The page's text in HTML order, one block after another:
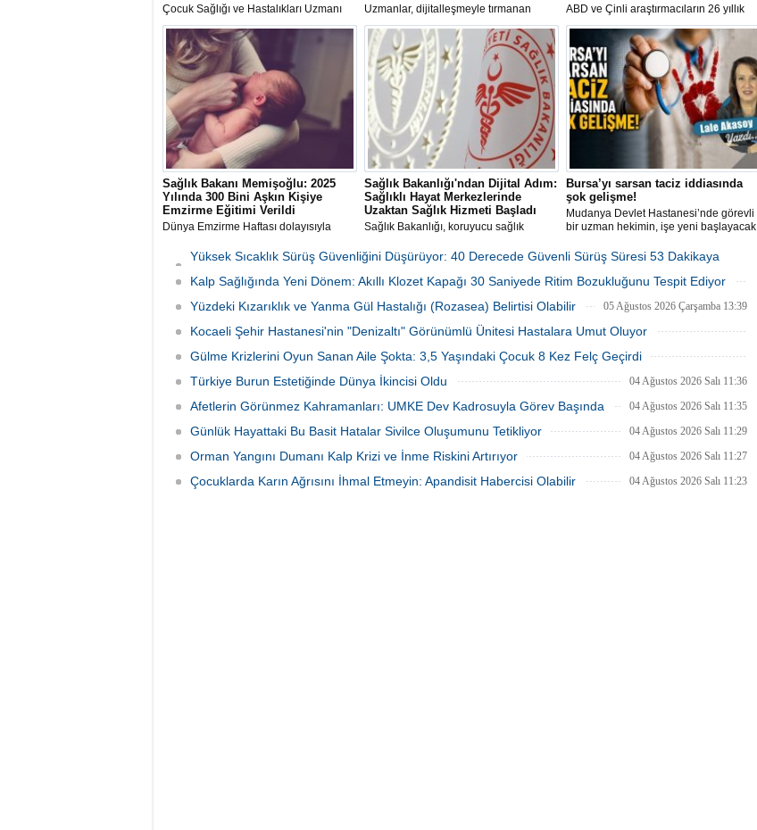
Çocuk Sağlığı ve Hastalıkları Uzmanı
Prof. Dr. Vefik Arıca, "yaz kaybı" (summer
slide) tehlikesine dikkat çekerek, yazın
zihinsel aktivitelerden uzak kalan
çocukların okulda öğrendiklerinin büyük
kısmını unuttuğunu söyledi.
Uzmanlar, dijitalleşmeyle tırmanan
kumar bağımlılığının basit bir alışkanlık
değil tıbbi bir kriz olduğuna dikkat
çekerek; hastalığın beyin aktivasyonunu
yüzde 30 düşürdüğünü ve aile yapısını
derinden sarstığını açıkladı.
ABD ve Çinli araştırmacıların 26 yıllık
takibe dayanan yeni çalışması, orta
yaşlarda kan basıncını korumanın,
sigara içmemenin ve diyabetten
korunmanın demansı geciktirerek
zihinsel sağlığı 13 yıl uzattığını ortaya
koydu.
Sağlık Bakanı Memişoğlu: 2025
Yılında 300 Bini Aşkın Kişiye
Emzirme Eğitimi Verildi
Dünya Emzirme Haftası dolayısıyla
Memişoğlu, anne sütünün önemine
vurgu yaparak koruyucu sağlık
hizmetleri kapsamında 300 binin
sağlandığını açıkladı.
Sağlık Bakanlığı'ndan Dijital Adım:
Sağlıklı Hayat Merkezlerinde
Uzaktan Sağlık Hizmeti Başladı
Sağlık Bakanlığı, koruyucu sağlık
Uzaktan Hasta Değerlendirme
Sistemi’ni (UHDS) 81 ildeki Sağlıklı
Hayat Merkezlerinde kullanıma sundu.
Bursa’yı sarsan taciz iddiasında
şok gelişme!
Mudanya Devlet Hastanesi’nde görevli
bir uzman hekimin, işe yeni başlayacak
odasında taciz ettiği iddiası üzerine adli
ve idari soruşturma başlatıldı.
Yüksek Sıcaklık Sürüş Güvenliğini Düşürüyor: 40 Derecede Güvenli Sürüş Süresi 53 Dakikaya
İniyor
Kalp Sağlığında Yeni Dönem: Akıllı Klozet Kapağı 30 Saniyede Ritim Bozukluğunu Tespit Ediyor
05 Ağustos 2026 Çarşamba 14:00
Yüzdeki Kızarıklık ve Yanma Gül Hastalığı (Rozasea) Belirtisi Olabilir 05 Ağustos 2026 Çarşamba 13:39
Kocaeli Şehir Hastanesi'nin "Denizaltı" Görünümlü Ünitesi Hastalara Umut Oluyor
05 Ağustos 2026 Çarşamba 13:29
Gülme Krizlerini Oyun Sanan Aile Şokta: 3,5 Yaşındaki Çocuk 8 Kez Felç Geçirdi
04 Ağustos 2026 Salı 11:39
Türkiye Burun Estetiğinde Dünya İkincisi Oldu 04 Ağustos 2026 Salı 11:36
Afetlerin Görünmez Kahramanları: UMKE Dev Kadrosuyla Görev Başında 04 Ağustos 2026 Salı 11:35
Günlük Hayattaki Bu Basit Hatalar Sivilce Oluşumunu Tetikliyor 04 Ağustos 2026 Salı 11:29
Orman Yangını Dumanı Kalp Krizi ve İnme Riskini Artırıyor 04 Ağustos 2026 Salı 11:27
Çocuklarda Karın Ağrısını İhmal Etmeyin: Apandisit Habercisi Olabilir 04 Ağustos 2026 Salı 11:23